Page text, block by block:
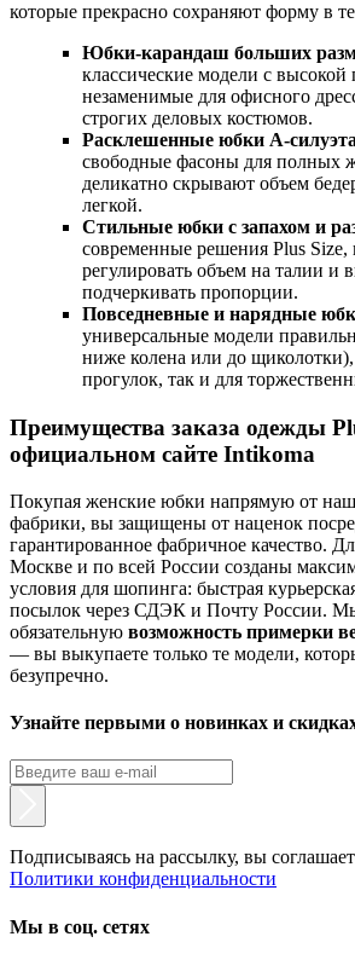
которые прекрасно сохраняют форму в
Юбки-карандаш больших
классические модели с высокой
незаменимые для офисного
строгих деловых костюмов.
Расклешенные юбки А-
свободные фасоны для полных
деликатно скрывают объем
легкой.
Стильные юбки с запахом и
современные решения Plus
регулировать объем на талии
подчеркивать пропорции.
Повседневные и нарядные
универсальные модели
ниже колена или до
прогулок, так и для
Преимущества заказа одежды
официальном сайте Intikoma
Покупая женские юбки напрямую от
фабрики, вы защищены от наценок
гарантированное фабричное качество.
Москве и по всей России созданы
условия для шопинга: быстрая
посылок через СДЭК и Почту России.
обязательную возможность примерки
— вы выкупаете только те модели,
безупречно.
Узнайте первыми о новинках и
Подписываясь на рассылку, вы
Политики конфиденциальности
Мы в соц. сетях